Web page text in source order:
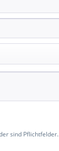
sind Pflichtfelder.